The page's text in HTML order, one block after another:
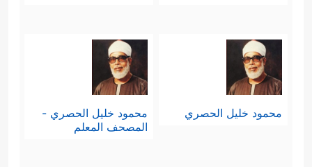
محمود خليل الحصري
محمود خليل الحصري -
المصحف المعلم